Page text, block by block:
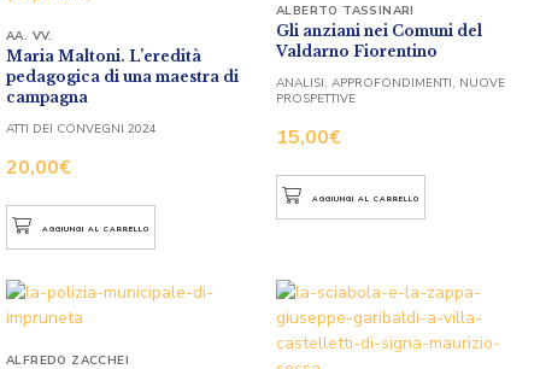
Maria Maltoni. L’eredità
pedagogica di una maestra di
campagna
20,00€
AA. VV.
ATTI DEI CONVEGNI 2024
AGGIUNGI AL CARRELLO
Gli anziani nei Comuni del
Valdarno Fiorentino
15,00€
ALBERTO TASSINARI
ANALISI, APPROFONDIMENTI, NUOVE
PROSPETTIVE
AGGIUNGI AL CARRELLO
ALFREDO ZACCHEI